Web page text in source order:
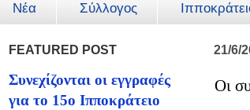
Νέα Σύλλογος
21/6/
Οι
FEATURED POST
Συνεχίζονται οι εγγραφές
για το 15ο Ιπποκράτειο